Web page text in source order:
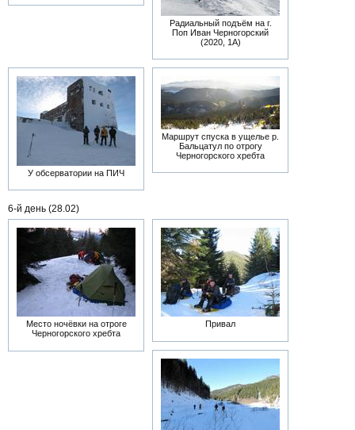
Радиальный подъём на г.
Поп Иван Черногорский
(2020, 1А)
У обсерватории на ПИЧ
Маршрут спуска в ущелье р.
Бальцатул по отрогу
Черногорского хребта
6-й день (28.02)
Место ночёвки на отроге
Черногорского хребта
Привал